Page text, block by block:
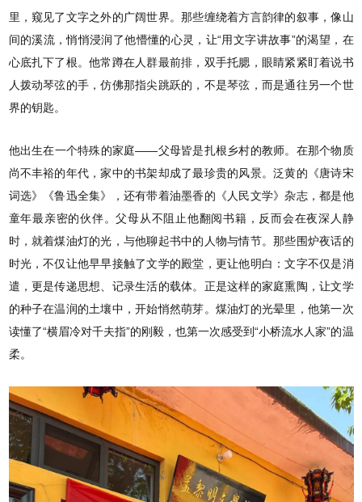
里，窥见了文字之外的广阔世界。那些缠绕着方言韵律的叙事，像山
间的溪流，悄悄浸润了他懵懂的心灵，让“用文字讲故事”的渴望，在
心底扎下了根。他常蹲在人群最前排，双手托腮，眼睛紧紧盯着说书
人拨动琴弦的手，仿佛那指尖跳跃的，不是琴弦，而是通往另一个世
界的钥匙。
他出生在一个特殊的家庭——父母皆是扎根乡村的教师。在那个物质
尚不丰裕的年代，家中的书架却成了最珍贵的风景。泛黄的《唐诗宋
词选》《鲁迅全集》，还有带着油墨香的《人民文学》杂志，都是他
童年最亲密的伙伴。父母从不阻止他翻阅书籍，反而会在夜深人静
时，就着煤油灯的光，与他聊起书中的人物与情节。那些围炉夜话的
时光，不仅让他早早接触了文学的殿堂，更让他明白：文字不仅是消
遣，更是传递思想、记录生活的载体。正是这样的家庭熏陶，让文学
的种子在温润的土壤中，开始悄然萌芽。煤油灯的光晕里，他第一次
读懂了“横眉冷对千夫指”的刚毅，也第一次感受到“小桥流水人家”的温
柔。